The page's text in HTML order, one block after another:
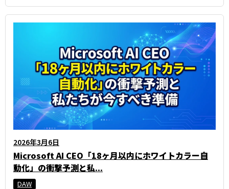
2026年3月6日
Microsoft AI CEO「18ヶ月以内にホワイトカラー自
動化」の衝撃予測と私...
DAW